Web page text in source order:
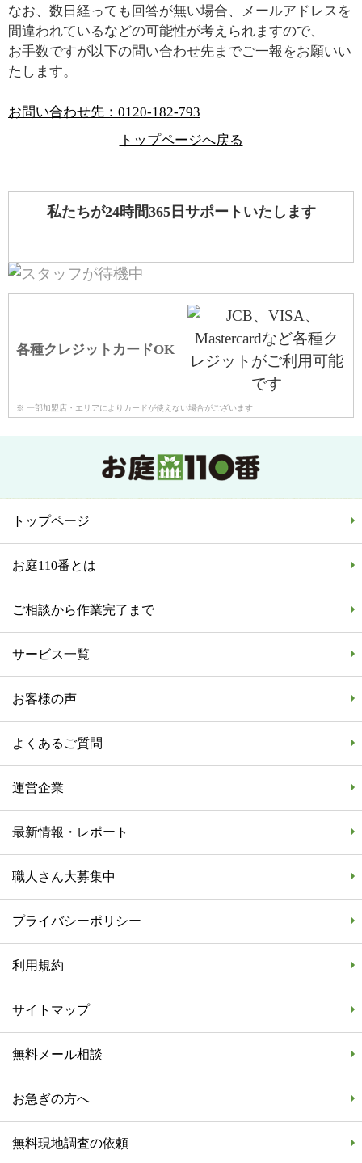
なお、数日経っても回答が無い場合、メールアドレスを
間違われているなどの可能性が考えられますので、
お手数ですが以下の問い合わせ先までご一報をお願いい
たします。
お問い合わせ先： 0120-182-793
トップページへ戻る
私たちが24時間365日サポートいたします
各種クレジットカードOK
※ 一部加盟店・エリアによりカードが使えない場合がございます
トップページ
お庭110番とは
ご相談から作業完了まで
サービス一覧
お客様の声
よくあるご質問
運営企業
最新情報・レポート
職人さん大募集中
プライバシーポリシー
利用規約
サイトマップ
無料メール相談
お急ぎの方へ
無料現地調査の依頼